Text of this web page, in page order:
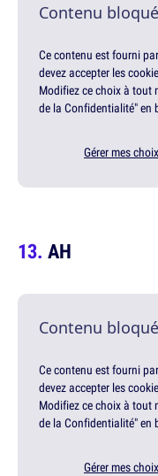
Contenu
Ce contenu est fourni
devez accepter les
Modifiez ce choix à tout
de la Confidentialité" en
Gérer mes choix
AH
Contenu
Ce contenu est fourni
devez accepter les
Modifiez ce choix à tout
de la Confidentialité" en
Gérer mes choix